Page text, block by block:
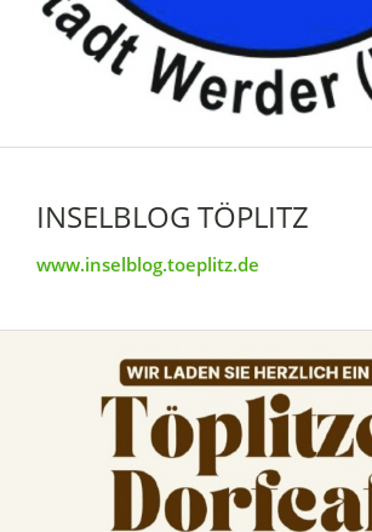
INSELBLOG TÖPLITZ
www.inselblog.toeplitz.de